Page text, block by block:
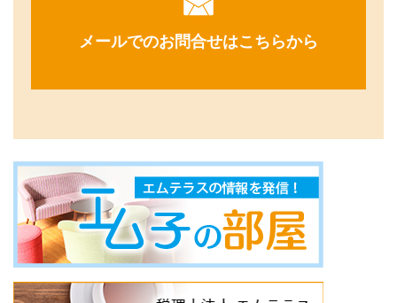
メールでのお問合せはこちらから